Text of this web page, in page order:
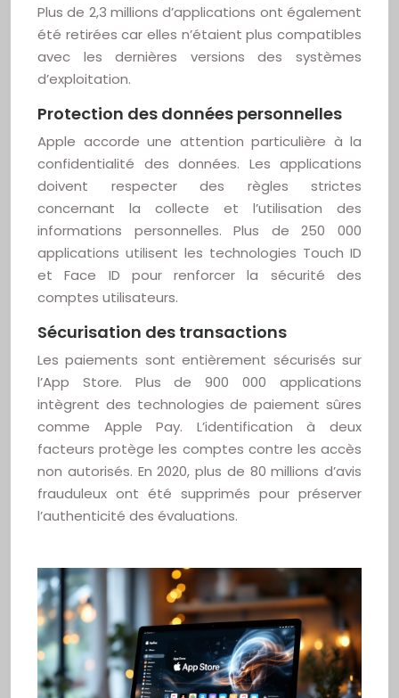
Plus de 2,3 millions d’applications ont également
été retirées car elles n’étaient plus compatibles
avec les dernières versions des systèmes
d’exploitation.
Protection des données personnelles
Apple accorde une attention particulière à la
confidentialité des données. Les applications
doivent respecter des règles strictes
concernant la collecte et l’utilisation des
informations personnelles. Plus de 250 000
applications utilisent les technologies Touch ID
et Face ID pour renforcer la sécurité des
comptes utilisateurs.
Sécurisation des transactions
Les paiements sont entièrement sécurisés sur
l’App Store. Plus de 900 000 applications
intègrent des technologies de paiement sûres
comme Apple Pay. L’identification à deux
facteurs protège les comptes contre les accès
non autorisés. En 2020, plus de 80 millions d’avis
frauduleux ont été supprimés pour préserver
l’authenticité des évaluations.